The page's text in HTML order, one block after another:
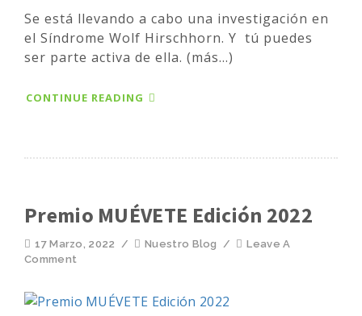
Se está llevando a cabo una investigación en
el Síndrome Wolf Hirschhorn. Y tú puedes
ser parte activa de ella. (más…)
CONTINUE READING
Premio MUÉVETE Edición 2022
17 Marzo, 2022 / Nuestro Blog /
Leave A
Comment